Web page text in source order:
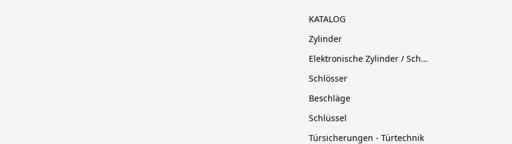
KATALOG
Zylinder
Elektronische Zylinder / Schließsysteme
Schlösser
Beschläge
Schlüssel
Türsicherungen - Türtechnik